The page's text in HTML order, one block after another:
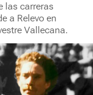
las carreras
a Relevo en
Vallecana.